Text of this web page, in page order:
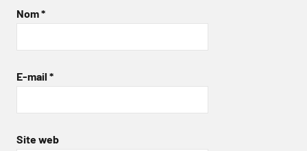
Nom*
E-mail *
Site web